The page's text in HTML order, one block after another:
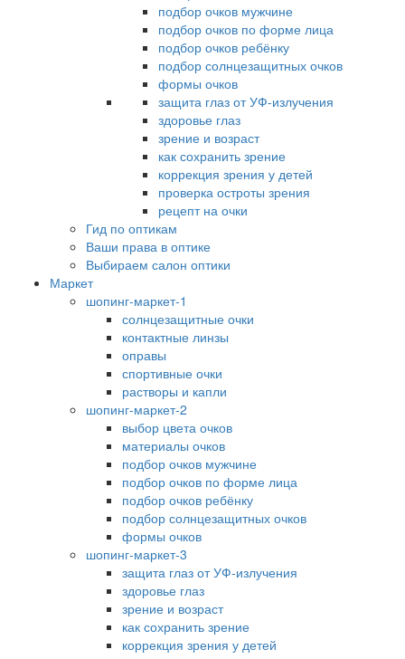
подбор очков мужчине
подбор очков по форме лица
подбор очков ребёнку
подбор солнцезащитных очков
формы очков
защита глаз от УФ-излучения
здоровье глаз
зрение и возраст
как сохранить зрение
коррекция зрения у детей
проверка остроты зрения
рецепт на очки
Гид по оптикам
Ваши права в оптике
Выбираем салон оптики
Маркет
шопинг-маркет-1
солнцезащитные очки
контактные линзы
оправы
спортивные очки
растворы и капли
шопинг-маркет-2
выбор цвета очков
материалы очков
подбор очков мужчине
подбор очков по форме лица
подбор очков ребёнку
подбор солнцезащитных очков
формы очков
шопинг-маркет-3
защита глаз от УФ-излучения
здоровье глаз
зрение и возраст
как сохранить зрение
коррекция зрения у детей